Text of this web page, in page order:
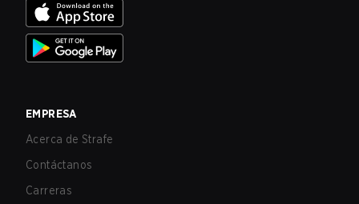
EMPRESA
Acerca de Strafe
Contáctanos
Carreras